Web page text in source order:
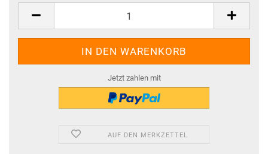
Jetzt zahlen mit
AUF DEN MERKZETTEL